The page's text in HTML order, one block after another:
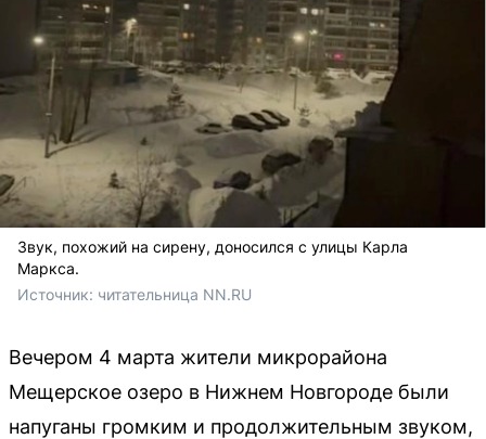
Звук, похожий на сирену, доносился с улицы Карла
Маркса.
Источник: читательница NN.RU
Вечером 4 марта жители микрорайона
Мещерское озеро в Нижнем Новгороде были
напуганы громким и продолжительным звуком,